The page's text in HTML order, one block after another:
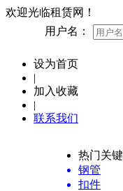
欢迎光临租赁网！
用户名：
设为首页
|
加入收藏
|
联系我们
热门关
钢管
扣件